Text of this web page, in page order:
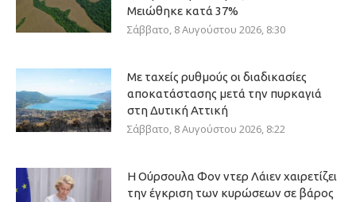
Μειώθηκε κατά 37%
Σάββατο, 8 Αυγούστου 2026, 8:30
Με ταχείς ρυθμούς οι διαδικασίες
αποκατάστασης μετά την πυρκαγιά
στη Δυτική Αττική
Σάββατο, 8 Αυγούστου 2026, 8:22
Η Ούρσουλα Φον ντερ Λάιεν χαιρετίζει
την έγκριση των κυρώσεων σε βάρος